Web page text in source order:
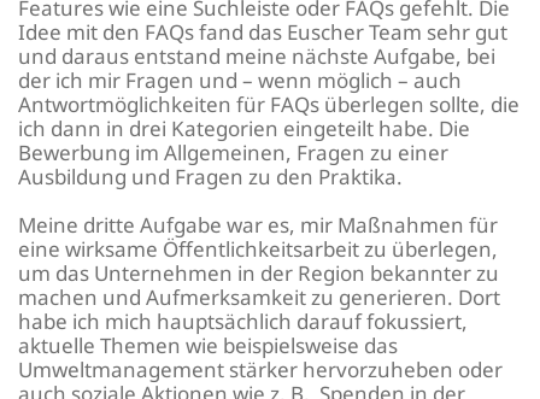
Features wie eine Suchleiste oder FAQs gefehlt. Die
Idee mit den FAQs fand das Euscher Team sehr gut
und daraus entstand meine nächste Aufgabe, bei
der ich mir Fragen und – wenn möglich – auch
Antwortmöglichkeiten für FAQs überlegen sollte, die
ich dann in drei Kategorien eingeteilt habe. Die
Bewerbung im Allgemeinen, Fragen zu einer
Ausbildung und Fragen zu den Praktika.
Meine dritte Aufgabe war es, mir Maßnahmen für
eine wirksame Öffentlichkeitsarbeit zu überlegen,
um das Unternehmen in der Region bekannter zu
machen und Aufmerksamkeit zu generieren. Dort
habe ich mich hauptsächlich darauf fokussiert,
aktuelle Themen wie beispielsweise das
Umweltmanagement stärker hervorzuheben oder
auch soziale Aktionen wie z. B. Spenden in der